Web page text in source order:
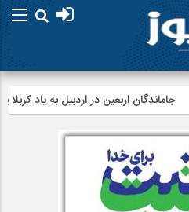
جاماندگان اربعین در اردبیل به یاد کربلا